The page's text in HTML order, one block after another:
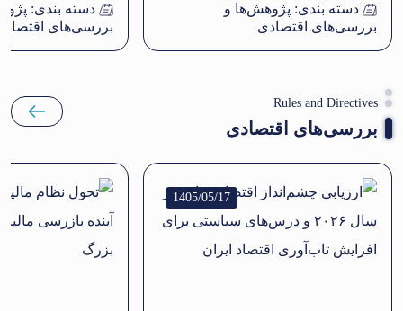
دسته بندی: پژوهش‌ها و
بررسی‌های اقتصادی
دسته بندی:
بررسی‌های
Rules and Directives
بررسی‌های اقتصادی
1405/05/17